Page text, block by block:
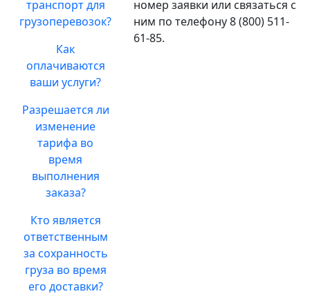
транспорт для
грузоперевозок?
Как
оплачиваются
ваши услуги?
Разрешается ли
изменение
тарифа во
время
выполнения
заказа?
Кто является
ответственным
за сохранность
груза во время
его доставки?
номер заявки или связаться с
ним по телефону 8 (800) 511-
61-85.